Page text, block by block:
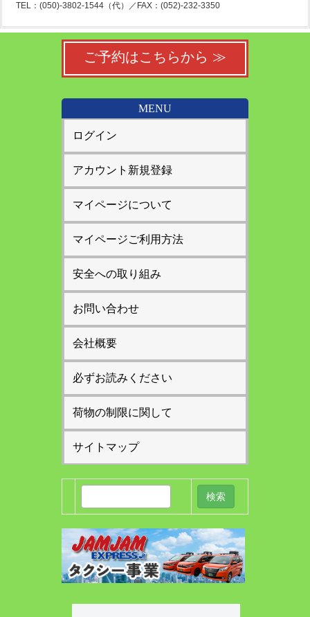
TEL：(050)-3802-1544（代）／FAX：(052)-232-3350
ご予約はこちらから ≫
MENU
ログイン
アカウント新規登録
マイページについて
マイページご利用方法
安全への取り組み
お問い合わせ
会社概要
必ずお読みください
荷物の制限に関して
サイトマップ